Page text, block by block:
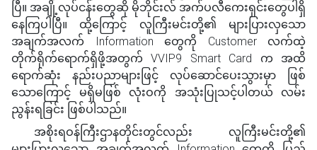
ပြီ။ အချို့လုပ်ငန်းတွေဆို မိုဘိုင်းလ် အက်ပလီကေးရှင်းတွေပါရှိ
နေကြပါပြီ။ ထို့ကြောင့် လူကြီးမင်းတို့၏ များပြားလှသော
အချက်အလက် Information တွေကို Customer လက်ထဲ့
တိုက်ရိုက်ရောက်ရှိဖို့အတွက် VVIP9 Smart Card က အထိ
ရောက်ဆုံး နည်းပညာများဖြင့် လုပ်ဆောင်ပေးသွားမှာ ဖြစ်
သောကြောင့် မရှိမဖြစ် လုံးဝကို အသုံးပြုသင့်ပါတယ် လမ်း
ညွန်းရခြင်း ဖြစ်ပါသည်။
အစိုးရဝန်ကြီးဌာနတိုင်းတွင်လည်း လူကြီးမင်းတို့၏